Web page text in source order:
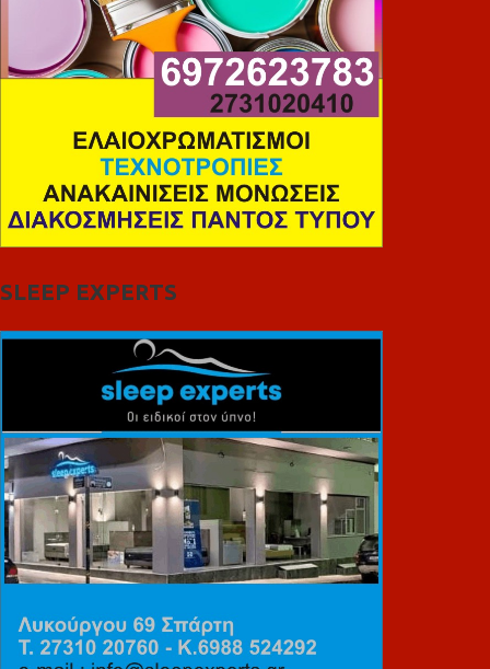
SLEEP EXPERTS